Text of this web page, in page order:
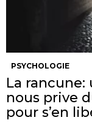
PSYCHOLOGIE
La
nous prive
pour s’en